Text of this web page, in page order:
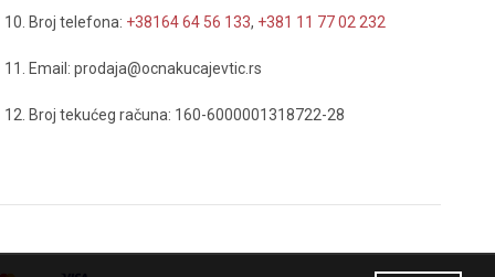
10. Broj telefona: +38164 64 56 133, +381 11 77 02 232
11. Email: prodaja@ocnakucajevtic.rs
12. Broj tekućeg računa: 160-6000001318722-28